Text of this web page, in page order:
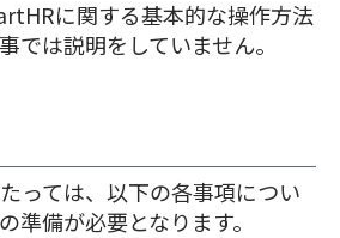
に関する基本的な操作方法
では説明をしていません。
っては、以下の各事項につい
準備が必要となります。